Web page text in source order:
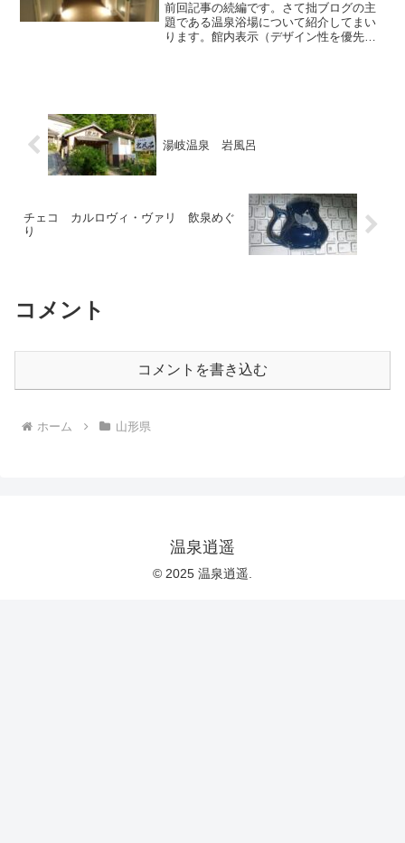
前回記事の続編です。さて拙ブログの主
題である温泉浴場について紹介してまい
ります。館内表示（デザイン性を優先し
湯岐温泉 岩風呂
チェコ カルロヴィ・ヴァリ 飲泉めぐ
り
コメント
コメントを書き込む
ホーム 山形県
温泉逍遥
© 2025 温泉逍遥.